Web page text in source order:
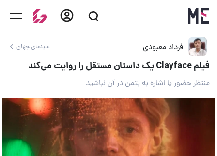
فرداد معبودی سینمای جهان
فیلم Clayface یک داستان مستقل را روایت می‌کند
منتظر حضور یا اشاره به بتمن در آن نباشید